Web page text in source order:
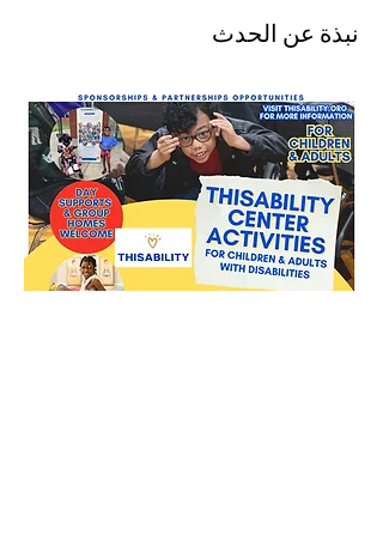
نبذة عن الحدث